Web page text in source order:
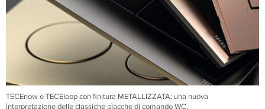
TECEnow e TECEloop con finitura METALLIZZATA: una nuova
interpretazione delle classiche placche di comando WC.